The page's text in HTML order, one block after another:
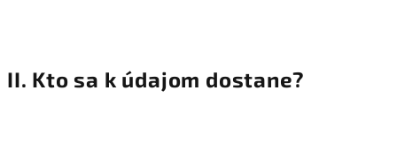
II. Kto sa k údajom dostane?